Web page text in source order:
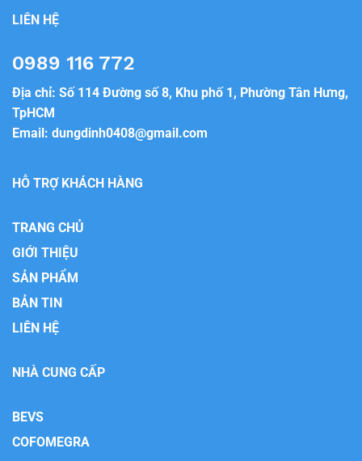
LIÊN HỆ
0989 116 772
Địa chỉ: Số 114 Đường số 8, Khu phố 1, Phường Tân Hưng,
TpHCM
Email: dungdinh0408@gmail.com
HỖ TRỢ KHÁCH HÀNG
TRANG CHỦ
GIỚI THIỆU
SẢN PHẨM
BẢN TIN
LIÊN HỆ
NHÀ CUNG CẤP
BEVS
COFOMEGRA